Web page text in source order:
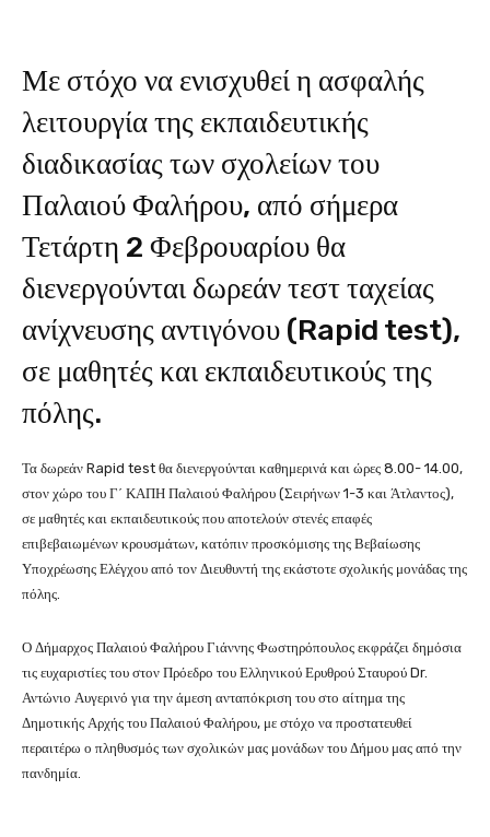
Με στόχο να ενισχυθεί η ασφαλής
λειτουργία της εκπαιδευτικής
διαδικασίας των σχολείων του
Παλαιού Φαλήρου, από σήμερα
Τετάρτη 2 Φεβρουαρίου θα
διενεργούνται δωρεάν τεστ ταχείας
ανίχνευσης αντιγόνου (Rapid test),
σε μαθητές και εκπαιδευτικούς της
πόλης.
Τα δωρεάν Rapid test θα διενεργούνται καθημερινά και ώρες 8.00- 14.00,
στον χώρο του Γ΄ ΚΑΠΗ Παλαιού Φαλήρου (Σειρήνων 1-3 και Άτλαντος),
σε μαθητές και εκπαιδευτικούς που αποτελούν στενές επαφές
επιβεβαιωμένων κρουσμάτων, κατόπιν προσκόμισης της Βεβαίωσης
Υποχρέωσης Ελέγχου από τον Διευθυντή της εκάστοτε σχολικής μονάδας της
πόλης.
Ο Δήμαρχος Παλαιού Φαλήρου Γιάννης Φωστηρόπουλος εκφράζει δημόσια
τις ευχαριστίες του στον Πρόεδρο του Ελληνικού Ερυθρού Σταυρού Dr.
Αντώνιο Αυγερινό για την άμεση ανταπόκριση του στο αίτημα της
Δημοτικής Αρχής του Παλαιού Φαλήρου, με στόχο να προστατευθεί
περαιτέρω ο πληθυσμός των σχολικών μας μονάδων του Δήμου μας από την
πανδημία.